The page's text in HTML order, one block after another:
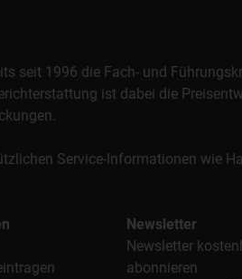
seit 1996 die Fach- und
ist dabei die
Service-Informationen wie
Newsletter
Newsletter
abonnieren